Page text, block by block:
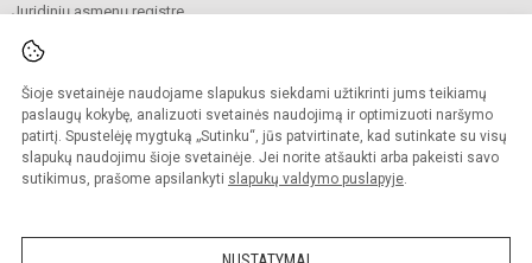
Šioje svetainėje naudojame slapukus siekdami užtikrinti jums teikiamų
paslaugų kokybę, analizuoti svetainės naudojimą ir optimizuoti naršymo
patirtį. Spustelėję mygtuką „Sutinku“, jūs patvirtinate, kad sutinkate su visų
slapukų naudojimu šioje svetainėje. Jei norite atšaukti arba pakeisti savo
sutikimus, prašome apsilankyti slapukų valdymo puslapyje.
Juridinių asmenų registre
© 2025. Vilniaus lopšelis-darželis „Žibutė“. Visos teisės saugomos.
Kopijuoti turinį be raštiško įstaigos administracijos sutikimo griežtai draudžiama.
Prieinamumo paraiška Slapukų valdymas